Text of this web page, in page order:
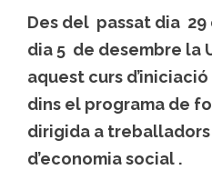
Des del passat dia
dia 5 de desembre la
aquest curs
dins el programa de
dirigida a treballadors
d’economia social .